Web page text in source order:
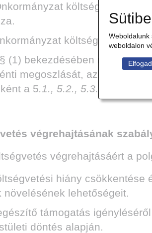
költségvetésében
költségvetésében
bekezdésében
megoszlását, az éves
a 5.1., 5.2., 5.3.
végrehajtásának
végrehajtásáért a
hiány csökkentése
növelésének lehetőségeit.
támogatás igényléséről a
döntés alapján.
Weboldalunk
weboldalon